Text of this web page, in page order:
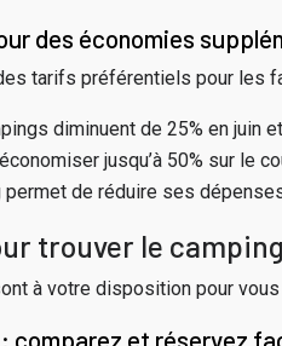
des économies
tarifs préférentiels pour les
diminuent de 25% en juin
jusqu’à 50% sur le
de réduire ses
trouver le
à votre disposition pour
comparez et réservez